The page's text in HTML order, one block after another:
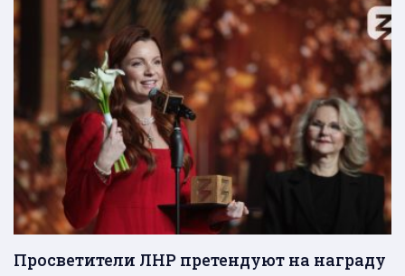
Просветители ЛНР претендуют на награду